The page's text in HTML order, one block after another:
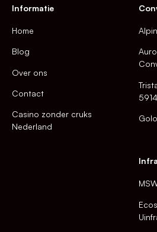
Informatie
Home
Blog
Over ons
Contact
Casino zonder cruks
Nederland
5914